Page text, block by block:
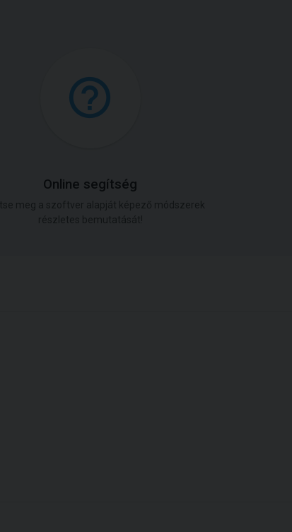
Online segítség